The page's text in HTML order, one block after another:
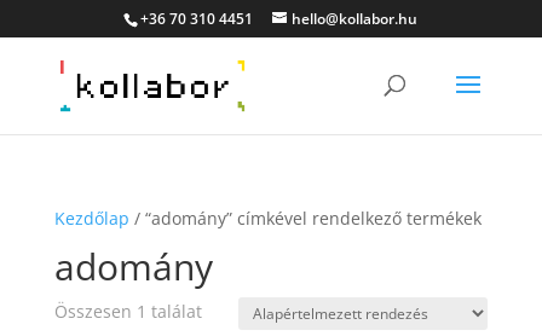
+36 70 310 4451 hello@kollabor.hu
Kezdőlap / “adomány” címkével rendelkező termékek
adomány
Összesen 1 találat